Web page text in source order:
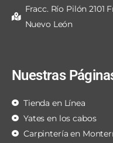
Fracc. Río Pilón 2101
Nuevo León
Nuestras
Tienda en Línea
Yates en los cabos
Carpintería en